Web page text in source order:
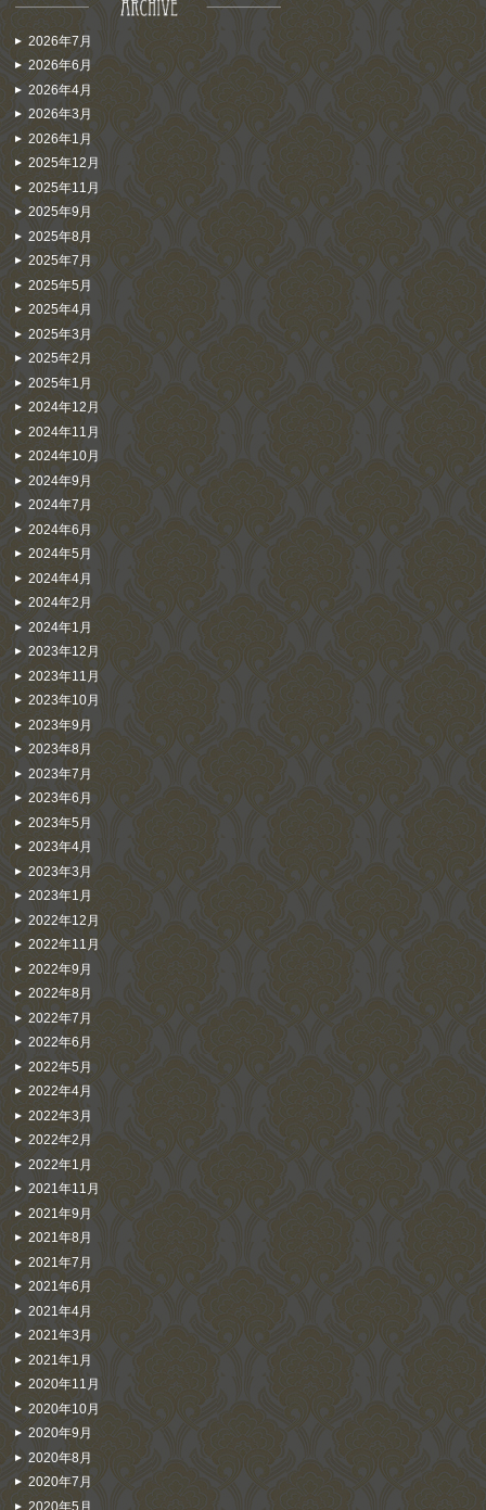
2026年7月
2026年6月
2026年4月
2026年3月
2026年1月
2025年12月
2025年11月
2025年9月
2025年8月
2025年7月
2025年5月
2025年4月
2025年3月
2025年2月
2025年1月
2024年12月
2024年11月
2024年10月
2024年9月
2024年7月
2024年6月
2024年5月
2024年4月
2024年2月
2024年1月
2023年12月
2023年11月
2023年10月
2023年9月
2023年8月
2023年7月
2023年6月
2023年5月
2023年4月
2023年3月
2023年1月
2022年12月
2022年11月
2022年9月
2022年8月
2022年7月
2022年6月
2022年5月
2022年4月
2022年3月
2022年2月
2022年1月
2021年11月
2021年9月
2021年8月
2021年7月
2021年6月
2021年4月
2021年3月
2021年1月
2020年11月
2020年10月
2020年9月
2020年8月
2020年7月
2020年5月